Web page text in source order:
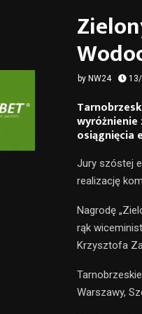
by NW24
wyróżnienie
osiągnięcia
Jury szóstej
realizację
Nagrodę
rąk
Krzysztofa
Warszawy,